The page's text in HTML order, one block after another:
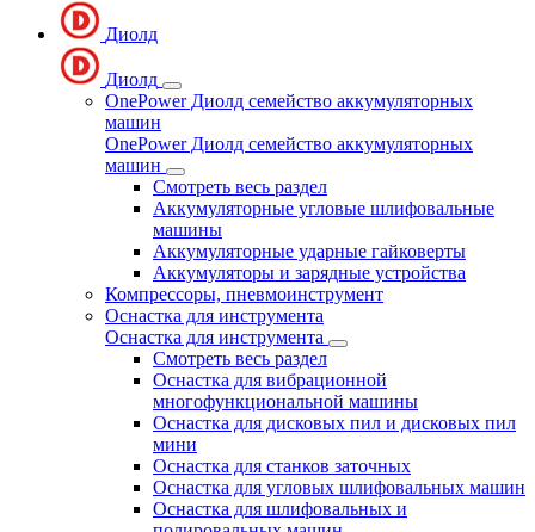
Диолд
Диолд
OnePower Диолд семейство аккумуляторных
машин
OnePower Диолд семейство аккумуляторных
машин
Смотреть весь раздел
Аккумуляторные угловые шлифовальные
машины
Аккумуляторные ударные гайковерты
Аккумуляторы и зарядные устройства
Компрессоры, пневмоинструмент
Оснастка для инструмента
Оснастка для инструмента
Смотреть весь раздел
Оснастка для вибрационной
многофункциональной машины
Оснастка для дисковых пил и дисковых пил
мини
Оснастка для станков заточных
Оснастка для угловых шлифовальных машин
Оснастка для шлифовальных и